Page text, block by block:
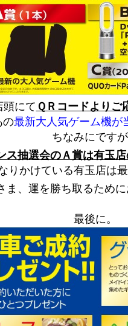
頭にて ＱＲコードよりご
の最新大人気ゲーム機が
ちなみにです
ス抽選会のＡ賞は有玉
りかけている有玉店は
ま、運を勝ち取るため
最後に。